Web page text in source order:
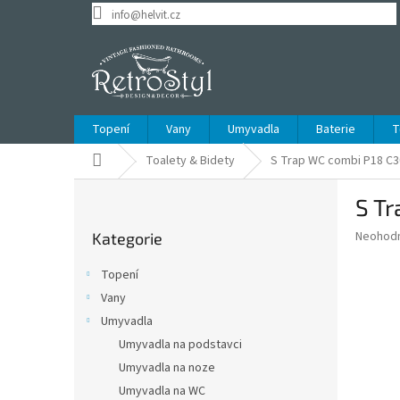
info@helvit.cz
Topení Vany Umyvadla Baterie
Domů Toalety & Bidety S Trap WC combi P18
kategorie
Kategorie
Topení
Vany
Umyvadla
Umyvadla na podstavci
Umyvadla na noze
Umyvadla na WC
S